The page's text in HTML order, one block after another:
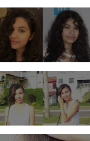
11 artistas que
cabelo
você se inspirar!
3 ideias de looks
pra escola!